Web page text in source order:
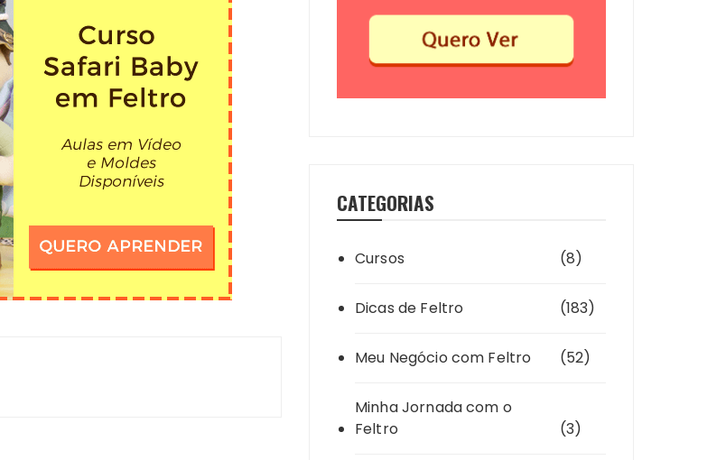
CATEGORIAS
Cursos (8)
Dicas de Feltro (183)
Meu Negócio com Feltro (52)
Minha Jornada com o
Feltro
(3)